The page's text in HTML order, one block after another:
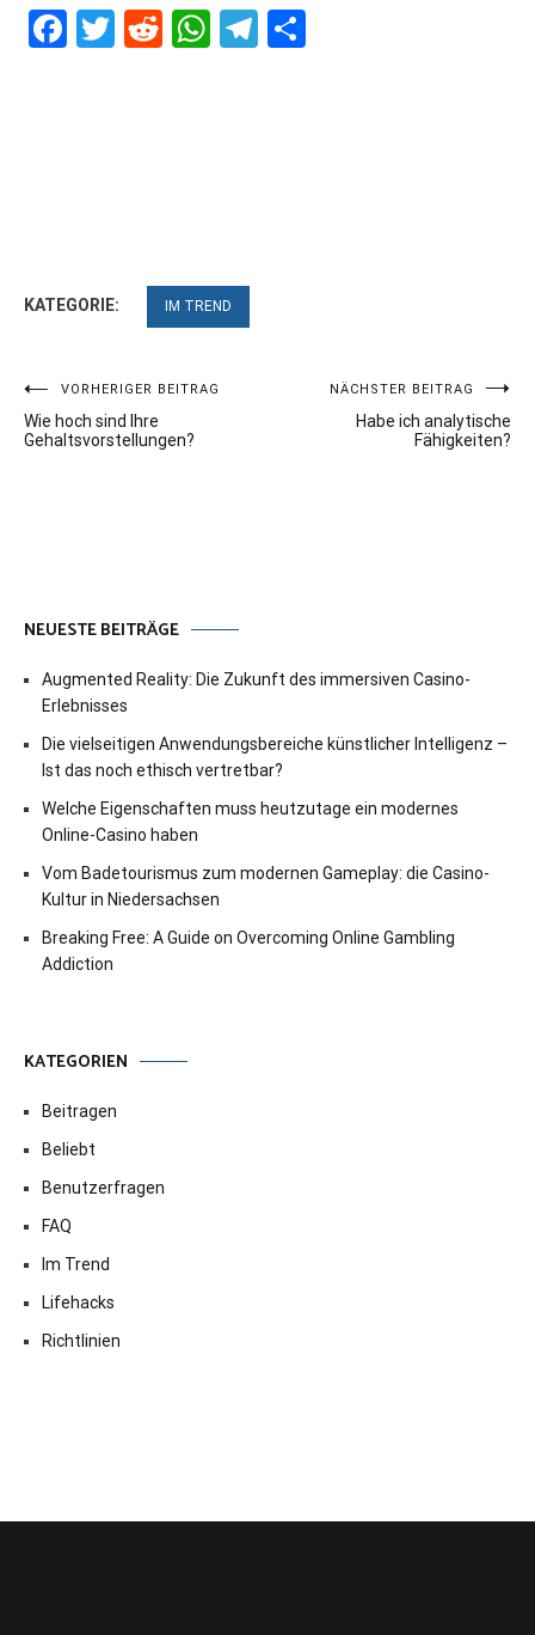
Facebook
Twitter
RedditWhatsApp
Telegram
KATEGORIE: IM TREND
Beitragsnavigation
VORHERIGER BEITRAG
Wie hoch sind Ihre
Gehaltsvorstellungen?
NÄCHSTER BEITRAG
Habe ich analytische
Fähigkeiten?
NEUESTE BEITRÄGE
Augmented Reality: Die Zukunft des immersiven Casino-
Erlebnisses
Die vielseitigen Anwendungsbereiche künstlicher Intelligenz –
Ist das noch ethisch vertretbar?
Welche Eigenschaften muss heutzutage ein modernes
Online-Casino haben
Vom Badetourismus zum modernen Gameplay: die Casino-
Kultur in Niedersachsen
Breaking Free: A Guide on Overcoming Online Gambling
Addiction
KATEGORIEN
Beitragen
Beliebt
Benutzerfragen
FAQ
Im Trend
Lifehacks
Richtlinien